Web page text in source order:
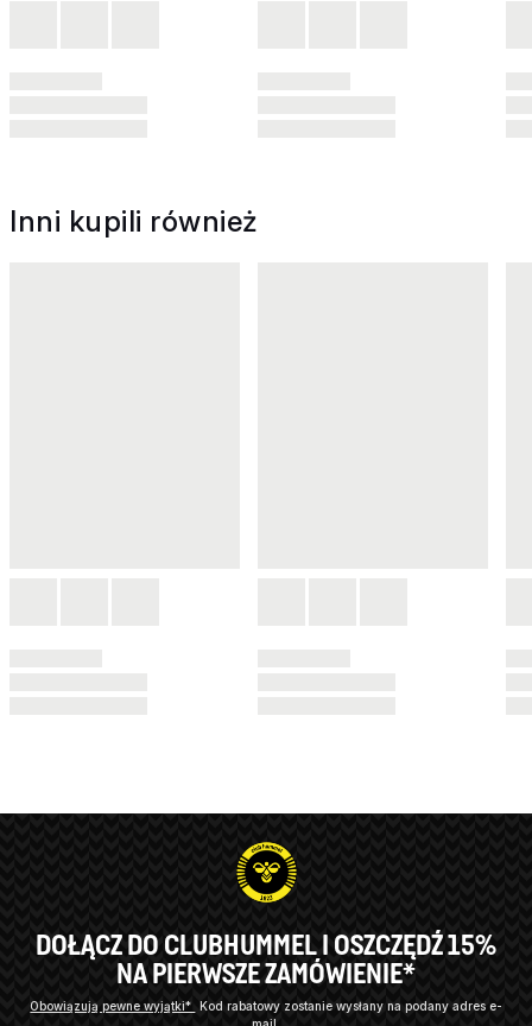
Inni kupili również
DOŁĄCZ DO CLUBHUMMEL I OSZCZĘDŹ 15%
NA PIERWSZE ZAMÓWIENIE*
Obowiązują pewne wyjątki*
Kod rabatowy zostanie wysłany na podany adres e-